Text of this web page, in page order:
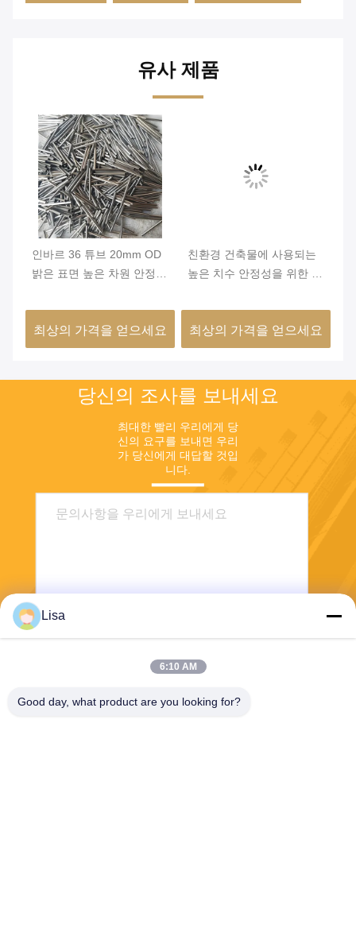
유사 제품
인바르 36 튜브 20mm OD
밝은 표면 높은 차원 안정성
최상의 가격을 얻으세요
친환경 건축물에 사용되는
높은 치수 안정성을 위한 최
면의 인바 36 니켈 철 합금
튜브
최상의 가격을 얻으세요
당신의 조사를 보내세요
최대한 빨리 우리에게 당
신의 요구를 보내면 우리
가 당신에게 대답할 것입
니다.
Lisa
6:10 AM
Good day, what product are you looking for?